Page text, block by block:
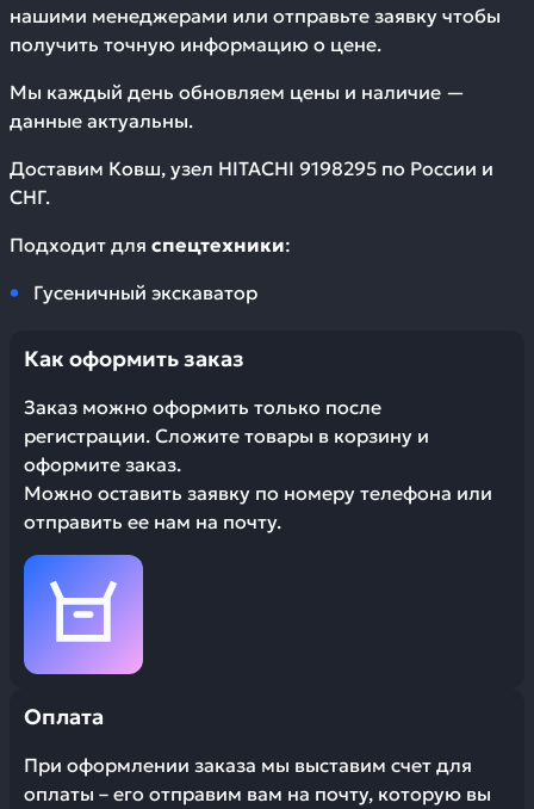
нашими менеджерами или отправьте заявку чтобы
получить точную информацию о цене.
Мы каждый день обновляем цены и наличие —
данные актуальны.
Доставим Ковш, узел HITACHI 9198295 по России и
СНГ.
Подходит для спецтехники:
Гусеничный экскаватор
Как оформить заказ
Заказ можно оформить только после
регистрации. Сложите товары в корзину и
оформите заказ.
Можно оставить заявку по номеру телефона или
отправить ее нам на почту.
Оплата
При оформлении заказа мы выставим счет для
оплаты – его отправим вам на почту, которую вы